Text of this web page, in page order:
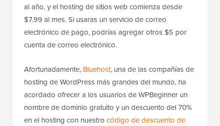
al año, y el hosting de sitios web comienza desde
$7.99 al mes. Si usaras un servicio de correo
electrónico de pago, podrías agregar otros $5 por
cuenta de correo electrónico.
Afortunadamente, Bluehost, una de las compañías de
hosting de WordPress más grandes del mundo, ha
acordado ofrecer a los usuarios de WPBeginner un
nombre de dominio gratuito y un descuento del 70%
en el hosting con nuestro código de descuento de